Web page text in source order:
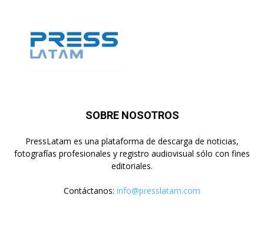
SOBRE NOSOTROS
PressLatam es una plataforma de descarga de noticias,
fotografías profesionales y registro audiovisual sólo con fines
editoriales.
Contáctanos: info@presslatam.com